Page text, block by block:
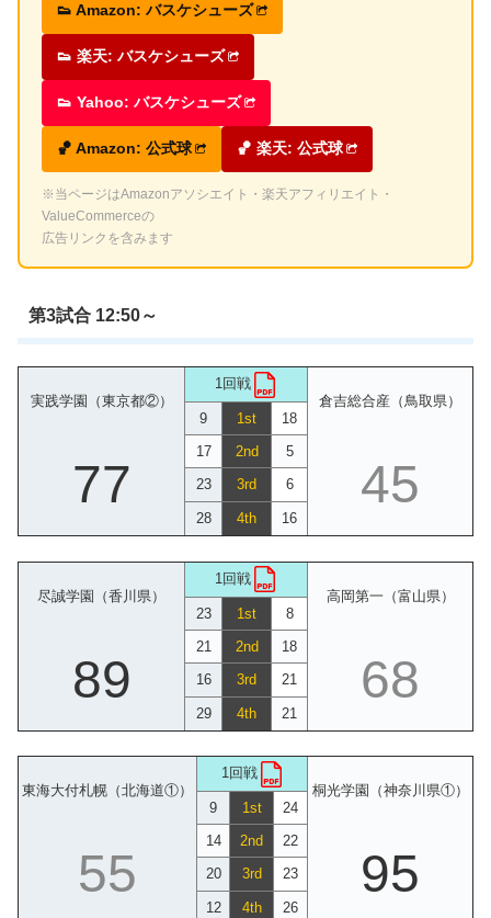
👟 Amazon: バスケシューズ
👟 楽天: バスケシューズ
👟 Yahoo: バスケシューズ
🏀 Amazon: 公式球 🏀 楽天: 公式球
※当ページはAmazonアソシエイト・楽天アフィリエイト・
ValueCommerceの
広告リンクを含みます
第3試合 12:50～
実践学園（東京都②）
1回戦
倉吉総合産（鳥取県）
9
1st 18
77
17 2nd 5
45
23 3rd 6
28 4th 16
尽誠学園（香川県）
1回戦
高岡第一（富山県）
23
1st 8
89
21 2nd 18
68
16 3rd 21
29 4th 21
東海大付札幌（北海道①）
1回戦
桐光学園（神奈川県①）
9
1st 24
55
14 2nd 22
95
20 3rd 23
12 4th 26